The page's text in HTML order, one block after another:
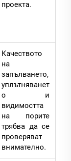
проекта.
Качеството
на
запълването,
уплътняванет
о и
видимостта
на порите
трябва да се
проверяват
внимателно.